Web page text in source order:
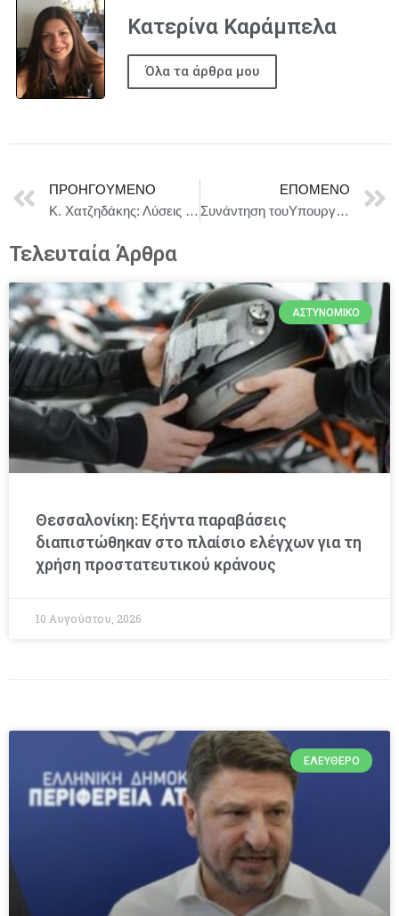
Κατερίνα Καράμπελα
Όλα τα άρθρα μου
ΠΡΟΗΓΟΎΜΕΝΟ
Κ. Χατζηδάκης: Λύσεις στα προβλήματα των αγροτών και εφαρμογή του νόμου
ΕΠΌΜΕΝΟ
Συνάντηση τουΥπουργού Εξωτερικών, Γ. Γεραπετρίτη, με τον Υπουργό Ασύλου και Μετανάστευσης και Υπουργό Εξωτερικών της Ολλανδίας, David van Weel…
Τελευταία Άρθρα
ΑΣΤΥΝΟΜΙΚΌ
Θεσσαλονίκη: Εξήντα παραβάσεις
διαπιστώθηκαν στο πλαίσιο ελέγχων για τη
χρήση προστατευτικού κράνους
10 Αυγούστου, 2026
ΕΛΕΎΘΕΡΟ